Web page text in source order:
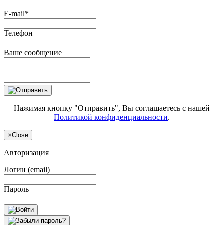
E-mail*
Телефон
Ваше сообщение
Нажимая кнопку "Отправить", Вы соглашаетесь с нашей
Политикой конфиденциальности.
×Close
Авторизация
Логин (email)
Пароль